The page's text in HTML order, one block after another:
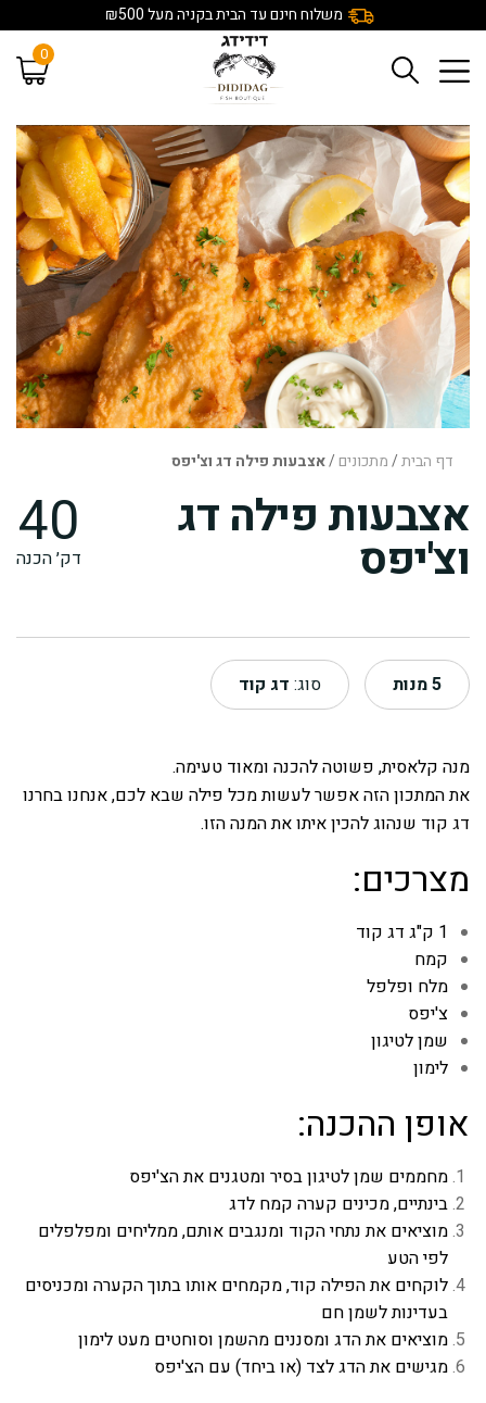
משלוח חינם עד הבית בקניה מעל ₪500
0
דף הבית/מתכונים/אצבעות פילה דג וצ'יפס
אצבעות פילה דג
וצ'יפס 40
דק׳ הכנה
5מנות סוג: דג קוד
מנה קלאסית, פשוטה להכנה ומאוד טעימה.
את המתכון הזה אפשר לעשות מכל פילה שבא לכם, אנחנו בחרנו
דג קוד שנהוג להכין איתו את המנה הזו.
מצרכים:
1 ק"ג דג קוד
קמח
מלח ופלפל
צ'יפס
שמן לטיגון
לימון
אופן ההכנה:
מחממים שמן לטיגון בסיר ומטגנים את הצ'יפס
בינתיים, מכינים קערה קמח לדג
מוציאים את נתחי הקוד ומנגבים אותם, ממליחים ומפלפלים
לפי הטע
לוקחים את הפילה קוד, מקמחים אותו בתוך הקערה ומכניסים
בעדינות לשמן חם
מוציאים את הדג ומסננים מהשמן וסוחטים מעט לימון
מגישים את הדג לצד (או ביחד) עם הצ'יפס